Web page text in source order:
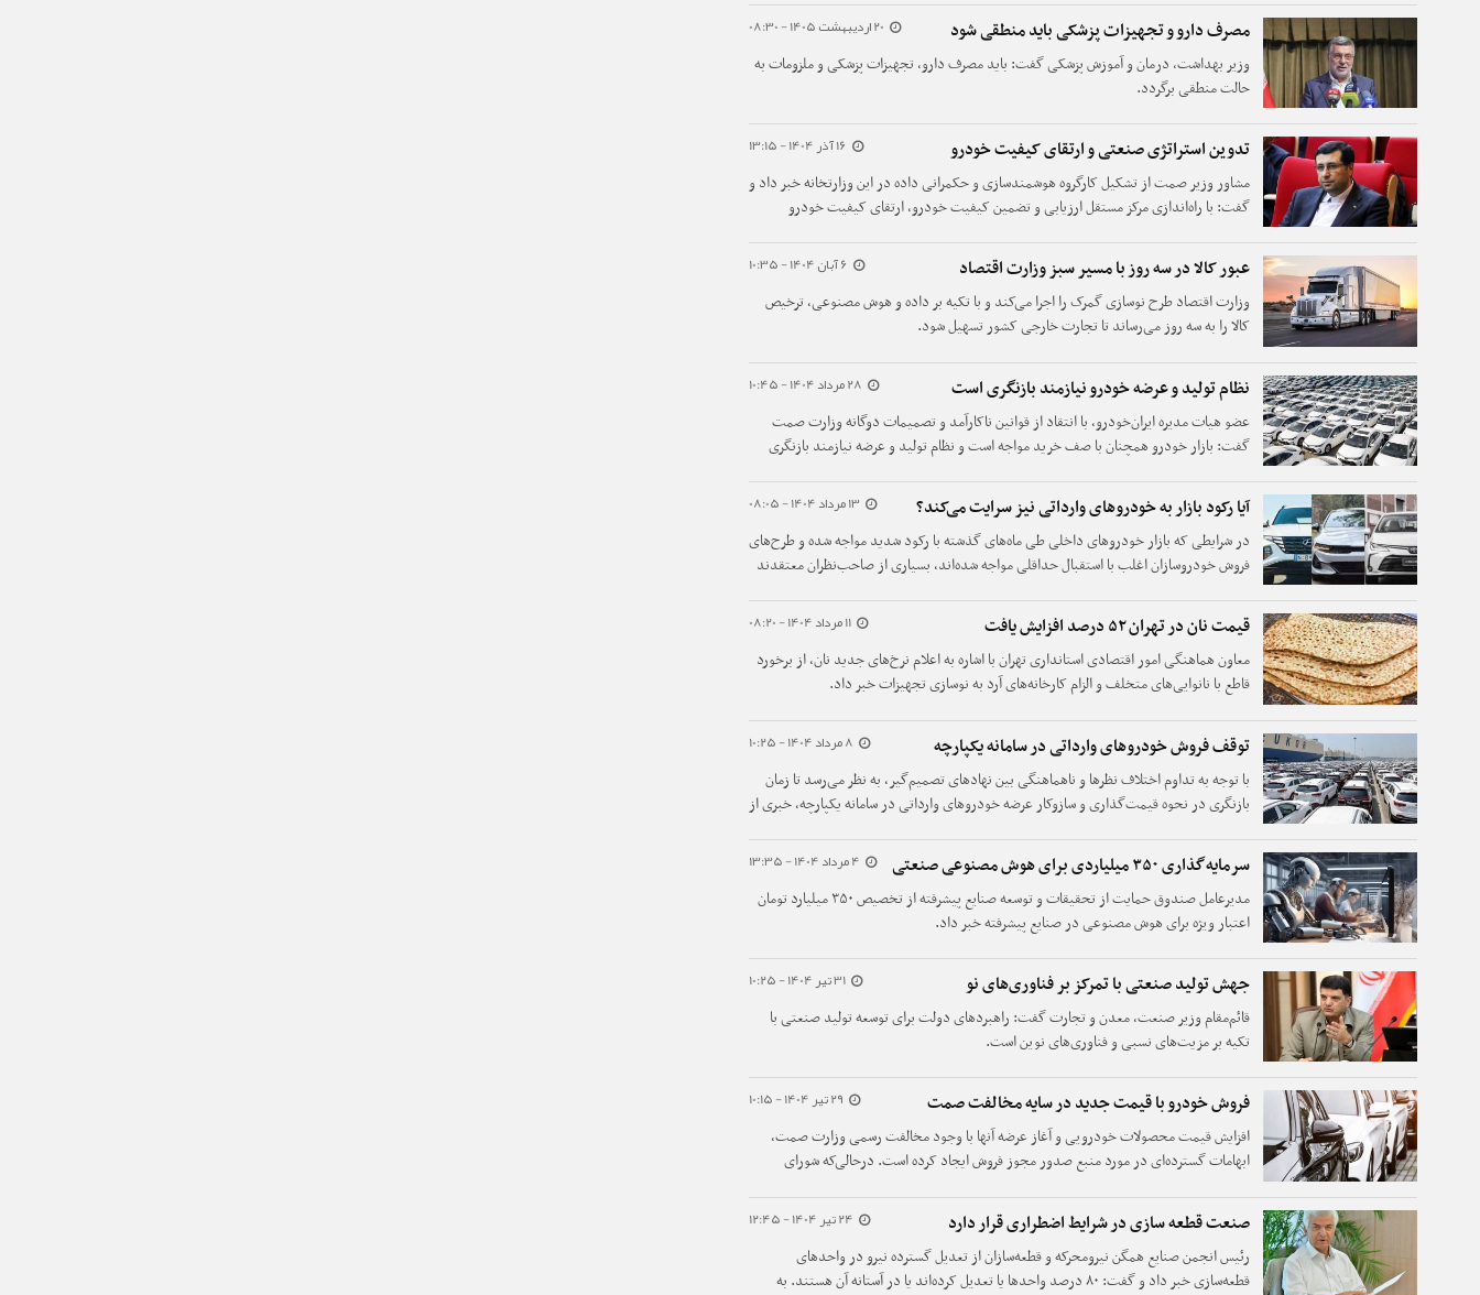
20 اردیبهشت 1405 - 08:30 مصرف دارو و تجهیزات پزشکی باید منطقی شود
وزیر بهداشت، درمان و آموزش پزشکی گفت: باید مصرف دارو، تجهیزات پزشکی و ملزومات به
حالت منطقی برگردد.
16 آذر 1404 - 13:15 تدوین استراتژی صنعتی و ارتقای کیفیت خودرو
مشاور وزیر صمت از تشکیل کارگروه هوشمندسازی و حکمرانی داده در این وزارتخانه خبر داد و
گفت: با راه‌اندازی مرکز مستقل ارزیابی و تضمین کیفیت خودرو، ارتقای کیفیت خودرو
6 آبان 1404 - 10:35 عبور کالا در سه روز با مسیر سبز وزارت اقتصاد
وزارت اقتصاد طرح نوسازی گمرک را اجرا می‌کند و با تکیه بر داده و هوش مصنوعی، ترخیص
کالا را به سه روز می‌رساند تا تجارت خارجی کشور تسهیل شود.
28 مرداد 1404 - 10:45 نظام تولید و عرضه خودرو نیازمند بازنگری است
عضو هیات مدیره ایران‌خودرو، با انتقاد از قوانین ناکارآمد و تصمیمات دوگانه وزارت صمت
گفت: بازار خودرو همچنان با صف خرید مواجه است و نظام تولید و عرضه نیازمند بازنگری
13 مرداد 1404 - 08:05 آیا رکود بازار به خودروهای وارداتی نیز سرایت می‌کند؟
در شرایطی که بازار خودروهای داخلی طی ماه‌های گذشته با رکود شدید مواجه شده و طرح‌های
فروش خودروسازان اغلب با استقبال حداقلی مواجه شده‌اند، بسیاری از صاحب‌نظران معتقدند
11 مرداد 1404 - 08:20 قیمت نان در تهران ۵۲ درصد افزایش یافت
معاون هماهنگی امور اقتصادی استانداری تهران با اشاره به اعلام نرخ‌های جدید نان، از برخورد
قاطع با نانوایی‌های متخلف و الزام کارخانه‌های آرد به نوسازی تجهیزات خبر داد.
8 مرداد 1404 - 10:25 توقف فروش خودروهای وارداتی در سامانه یکپارچه
با توجه به تداوم اختلاف نظرها و ناهماهنگی بین نهادهای تصمیم‌گیر، به نظر می‌رسد تا زمان
بازنگری در نحوه قیمت‌گذاری و سازوکار عرضه خودروهای وارداتی در سامانه یکپارچه، خبری از
4 مرداد 1404 - 13:35 سرمایه‌گذاری ۳۵۰ میلیاردی برای هوش مصنوعی صنعتی
مدیرعامل صندوق حمایت از تحقیقات و توسعه صنایع پیشرفته از تخصیص ۳۵۰ میلیارد تومان
اعتبار ویژه برای هوش مصنوعی در صنایع پیشرفته خبر داد.
31 تیر 1404 - 10:25 جهش تولید صنعتی با تمرکز بر فناوری‌های نو
قائم‌مقام وزیر صنعت، معدن و تجارت گفت: راهبردهای دولت برای توسعه تولید صنعتی با
تکیه بر مزیت‌های نسبی و فناوری‌های نوین است.
29 تیر 1404 - 10:15 فروش خودرو با قیمت‌ جدید در سایه مخالفت صمت
افزایش قیمت محصولات خودرویی و آغاز عرضه آنها با وجود مخالفت رسمی وزارت صمت،
ابهامات گسترده‌ای در مورد منبع صدور مجوز فروش ایجاد کرده است. در‌حالی‌که شورای
فرمول این شورا تدوین شده، اما این سازمان تاکنون در برابر مخالفت‌ سیاستگذاران خودرو
موضع شفافی اتخاذ نکرده است. در این شرایط و با توجه به نگرانی پیش‌خریداران، دو سناریوی
محتمل درباره نحوه صدور مجوز فروش خودرو با قیمت‌های جدید مطرح شده است.
24 تیر 1404 - 12:45 صنعت قطعه سازی در شرایط اضطراری قرار دارد
رئیس انجمن صنایع همگن نیرومحرکه و قطعه‌سازان از تعدیل گسترده نیرو در واحدهای
قطعه‌سازی خبر داد و گفت: ۸۰ درصد واحدها یا تعدیل کرده‌اند یا در آستانه آن هستند. به